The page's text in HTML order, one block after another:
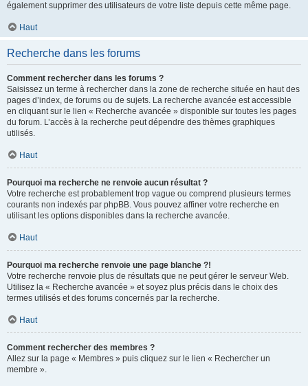
également supprimer des utilisateurs de votre liste depuis cette même page.
Haut
Recherche dans les forums
Comment rechercher dans les forums ?
Saisissez un terme à rechercher dans la zone de recherche située en haut des
pages d’index, de forums ou de sujets. La recherche avancée est accessible
en cliquant sur le lien « Recherche avancée » disponible sur toutes les pages
du forum. L’accès à la recherche peut dépendre des thèmes graphiques
utilisés.
Haut
Pourquoi ma recherche ne renvoie aucun résultat ?
Votre recherche est probablement trop vague ou comprend plusieurs termes
courants non indexés par phpBB. Vous pouvez affiner votre recherche en
utilisant les options disponibles dans la recherche avancée.
Haut
Pourquoi ma recherche renvoie une page blanche ?!
Votre recherche renvoie plus de résultats que ne peut gérer le serveur Web.
Utilisez la « Recherche avancée » et soyez plus précis dans le choix des
termes utilisés et des forums concernés par la recherche.
Haut
Comment rechercher des membres ?
Allez sur la page « Membres » puis cliquez sur le lien « Rechercher un
membre ».